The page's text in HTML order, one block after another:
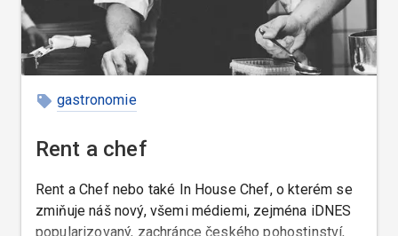
gastronomie
Rent a chef
Rent a Chef nebo také In House Chef, o kterém se
zmiňuje náš nový, všemi médiemi, zejména iDNES
popularizovaný, zachránce českého pohostinství,